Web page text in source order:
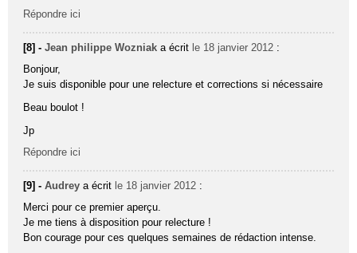
Répondre ici
[8] -Jean philippe Wozniak a écrit le 18 janvier 2012 :
Bonjour,
Je suis disponible pour une relecture et corrections si nécessaire
Beau boulot !
Jp
Répondre ici
[9] -Audrey a écrit le 18 janvier 2012 :
Merci pour ce premier aperçu.
Je me tiens à disposition pour relecture !
Bon courage pour ces quelques semaines de rédaction intense.